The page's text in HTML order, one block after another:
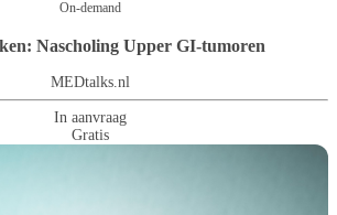
On-demand
Nascholing Upper GI-tumoren
MEDtalks.nl
In aanvraag
Gratis